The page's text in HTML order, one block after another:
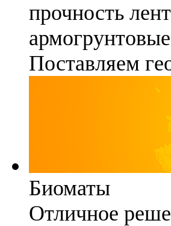
прочность
Поставляем
Биоматы
Отличное